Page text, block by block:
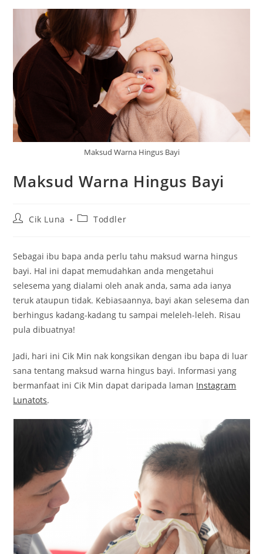
Maksud Warna Hingus Bayi
Maksud Warna Hingus Bayi
PostCik Luna
PostToddler
Sebagai ibu bapa anda perlu tahu maksud warna hingus
bayi. Hal ini dapat memudahkan anda mengetahui
selesema yang dialami oleh anak anda, sama ada ianya
teruk ataupun tidak. Kebiasaannya, bayi akan selesema dan
berhingus kadang-kadang tu sampai meleleh-leleh. Risau
pula dibuatnya!
Jadi, hari ini Cik Min nak kongsikan dengan ibu bapa di luar
sana tentang maksud warna hingus bayi. Informasi yang
bermanfaat ini Cik Min dapat daripada laman Instagram
Lunatots.